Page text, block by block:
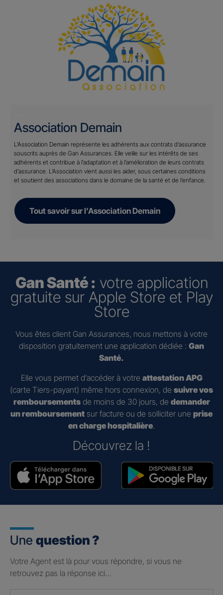
Association Demain
L’Association Demain représente les adhérents aux contrats d’assurance
souscrits auprès de Gan Assurances. Elle veille sur les intérêts de ses
adhérents et contribue à l’adaptation et à l’amélioration de leurs contrats
d’assurance. L’Association vient aussi les aider, sous certaines conditions
et soutient des associations dans le domaine de la santé et de l’enfance.
Tout savoir sur l'Association Demain
Gan Santé : votre application
gratuite sur Apple Store et Play
Store
Vous êtes client Gan Assurances, nous mettons à votre
disposition gratuitement une application dédiée : Gan
Santé.
Elle vous permet d’accéder à votre attestation APG
(carte Tiers-payant) même hors connexion, de suivre vos
remboursementsde moins de 30 jours, de demander
un remboursement sur facture ou de solliciter une prise
en charge hospitalière.
Découvrez la !
Une question ?
Votre Agent est là pour vous répondre, si vous ne
retrouvez pas la réponse ici…